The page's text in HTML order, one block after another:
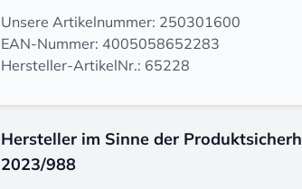
Unsere Artikelnummer: 250301600
EAN-Nummer: 4005058652283
Hersteller-ArtikelNr.: 65228
Hersteller im Sinne der
2023/988